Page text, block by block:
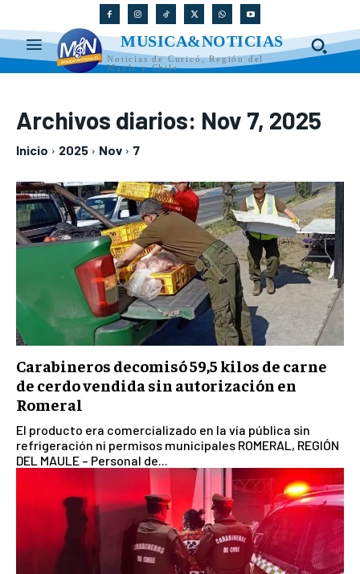
MUSICA&NOTICIAS
Noticias de Curicó, Región del
Maule y Chile
Archivos diarios: Nov 7, 2025
Inicio 2025 Nov 7
Carabineros decomisó 59,5 kilos de carne
de cerdo vendida sin autorización en
Romeral
El producto era comercializado en la vía pública sin
refrigeración ni permisos municipales ROMERAL, REGIÓN
DEL MAULE – Personal de...